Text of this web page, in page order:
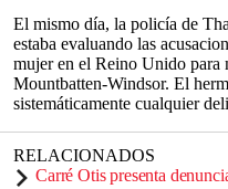
El mismo día, la policía de
estaba evaluando las
mujer en el Reino Unido para
Mountbatten-Windsor. El
sistemáticamente cualquier
RELACIONADOS
Carré Otis presenta